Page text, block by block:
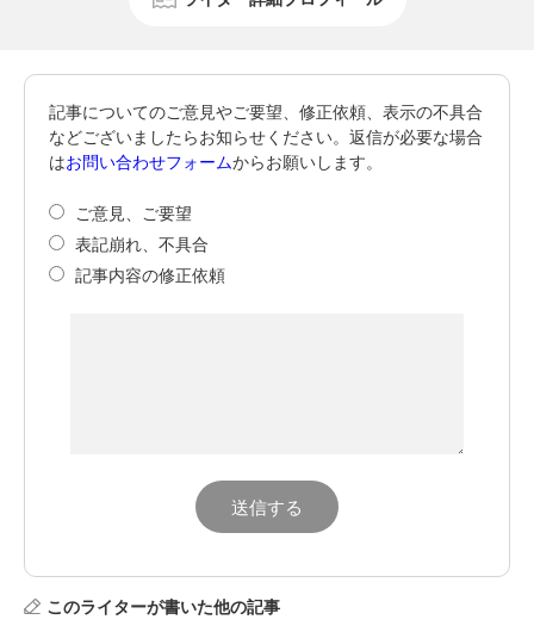
記事についてのご意見やご要望、修正依頼、表示の不具合
などございましたらお知らせください。返信が必要な場合
はお問い合わせフォームからお願いします。
ご意見、ご要望
表記崩れ、不具合
記事内容の修正依頼
このライターが書いた他の記事